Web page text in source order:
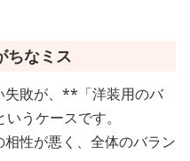
ちなミス
失敗が、**「洋装用のバ
うケースです。
性が悪く、全体のバラン